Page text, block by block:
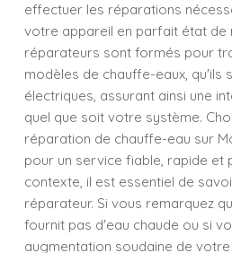
effectuer les réparations
votre appareil en parfait état de
réparateurs sont formés pour
modèles de chauffe-eaux, qu'ils
électriques, assurant ainsi une
quel que soit votre système.
réparation de chauffe-eau sur
pour un service fiable, rapide et
contexte, il est essentiel de
réparateur. Si vous remarquez
fournit pas d'eau chaude ou si
augmentation soudaine de